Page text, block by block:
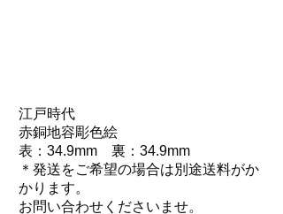
江戸時代
赤銅地容彫色絵
表：34.9mm 裏：34.9mm
＊発送をご希望の場合は別途送料がか
かります。
お問い合わせくださいませ。